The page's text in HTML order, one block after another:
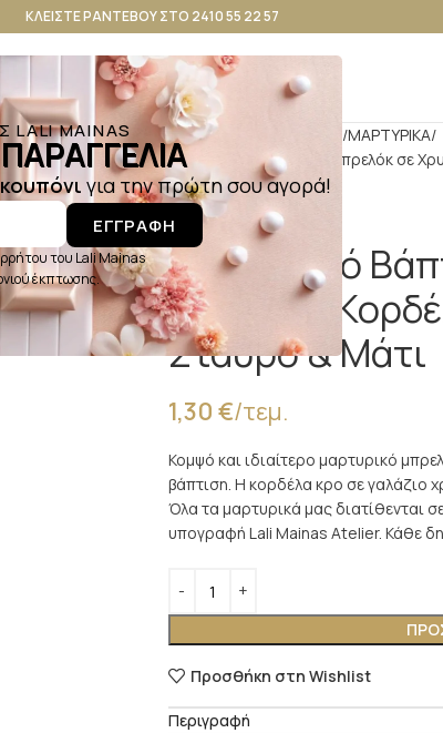
MAINAS
για την πρώτη σου αγορά!
ΕΓΓΡΑΦΗ
του Lali Mainas
έκπτωσης.
ΚΛΕΙΣΤΕ ΡΑΝΤΕΒΟΥ ΣΤΟ 2410 55 22 57
Αρχική σελίδα
ΜΑΡΤΥΡΙΚΑ
Μαρτυρικό Βάπτισης Μπρελόκ σε
Μαρτυρικό
Χρυσό με
Σταυρό & Μάτι
1,30 €/τεμ.
Κομψό και ιδιαίτερο μαρτυρικό
βάπτιση. Η κορδέλα κρο σε γαλάζιο
Όλα τα μαρτυρικά μας διατίθενται
υπογραφή Lali Mainas Atelier. Κάθε
Προσθήκη στη Wishlist
Περιγραφή